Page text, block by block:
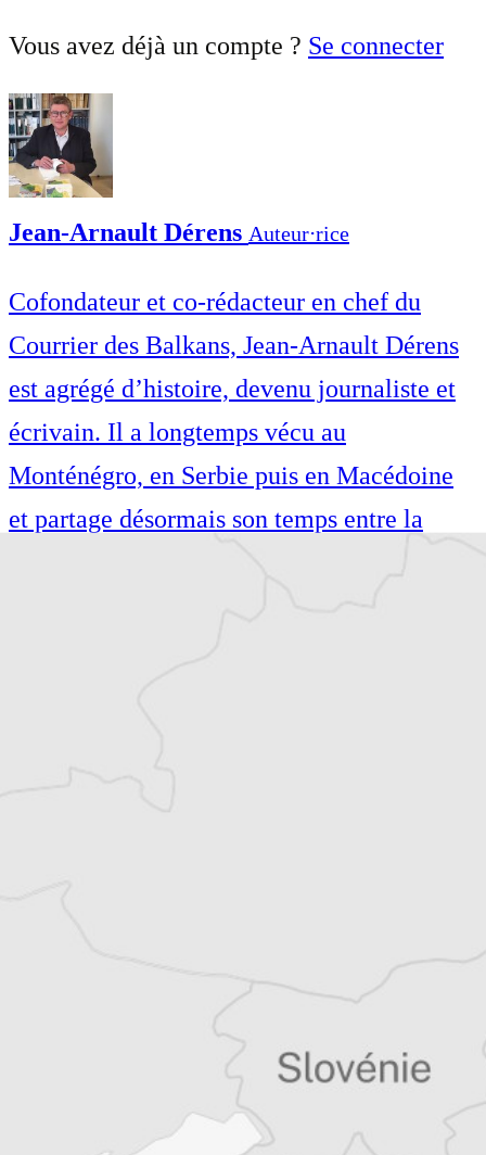
Vous avez déjà un compte ? Se connecter
Jean-Arnault Dérens Auteur⋅rice
Cofondateur et co-rédacteur en chef du
Courrier des Balkans, Jean-Arnault Dérens
est agrégé d’histoire, devenu journaliste et
écrivain. Il a longtemps vécu au
Monténégro, en Serbie puis en Macédoine
et partage désormais son temps entre la
et partage désormais son temps entre la
Bretagne et les Balkans. Il est l’auteur d’une
quinzaine de livres sur la région, essais ou